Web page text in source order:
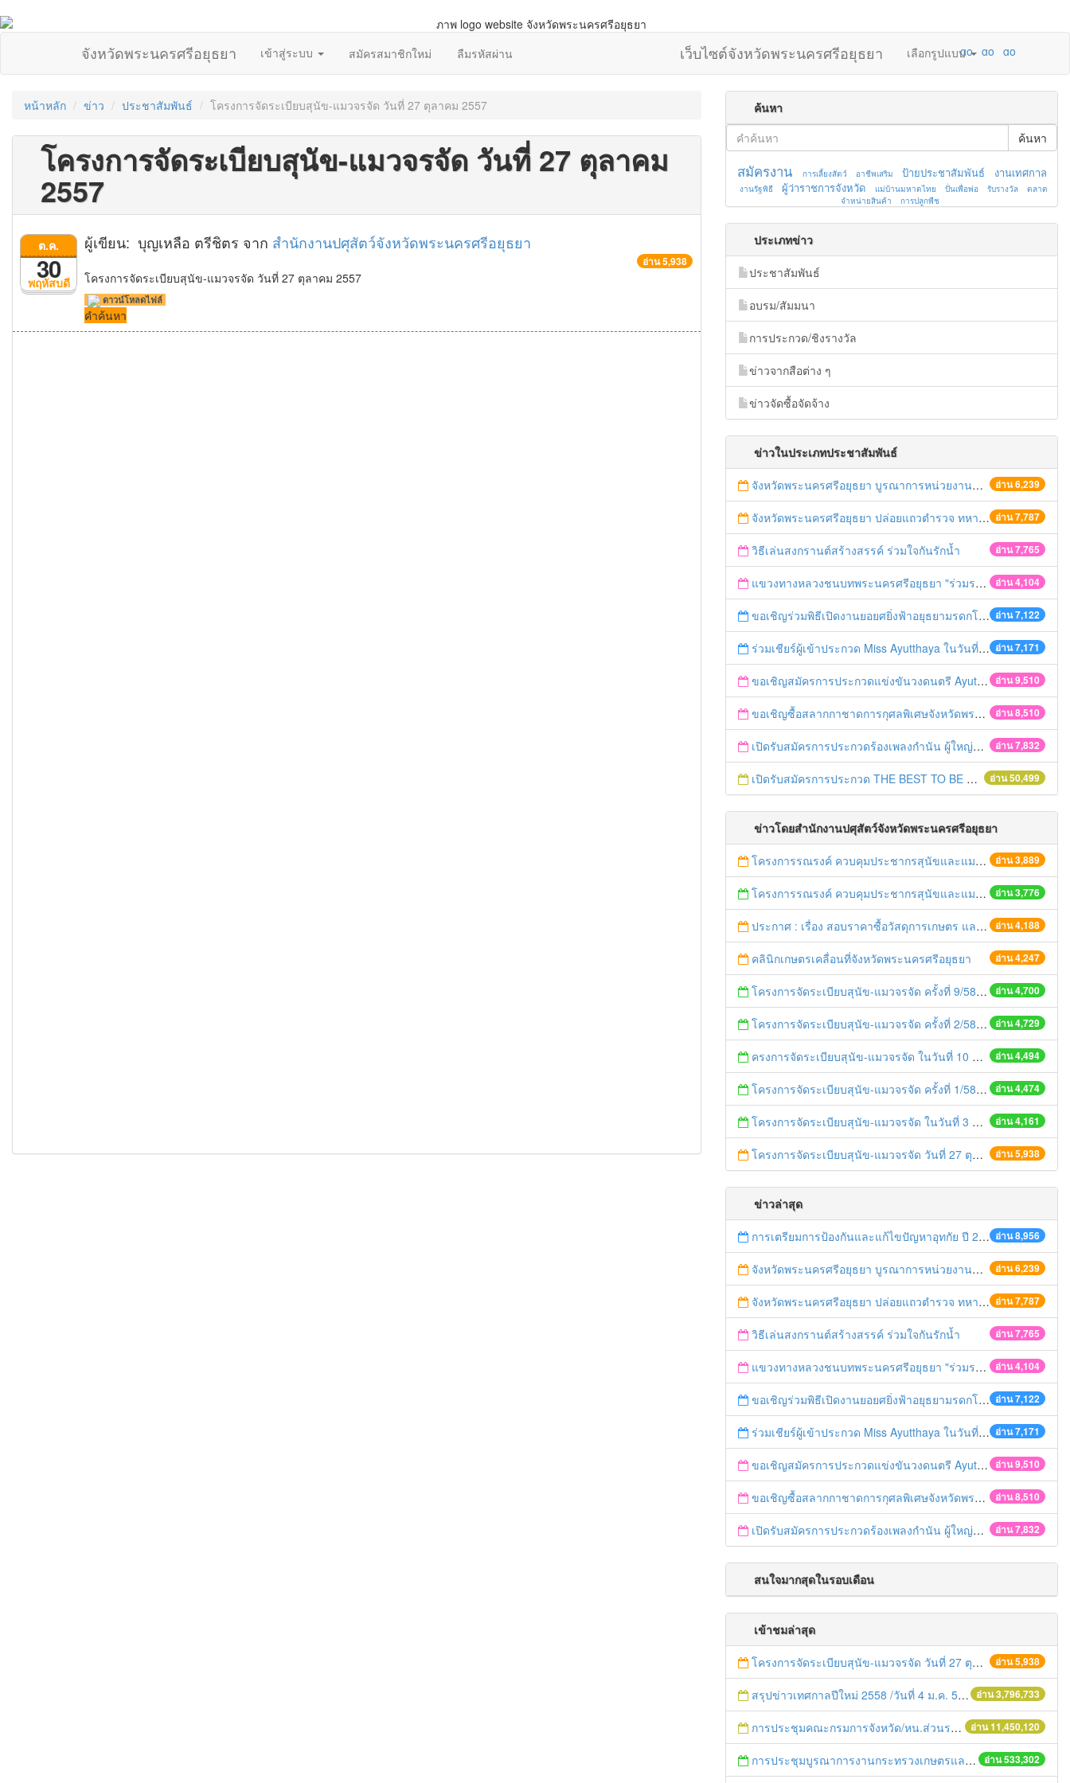
จังหวัดพระนครศรีอยุธยา เข้าสู่ระบบ สมัครสมาชิกใหม่ ลืมรหัสผ่าน เว็บไซต์จังหวัดพระนครศรีอยุธยา เลือกรูปแบบ
หน้าหลัก ข่าว ประชาสัมพันธ์ โครงการจัดระเบียบสุนัข-แมวจรจัด วันที่ 27 ตุลาคม 2557
โครงการจัดระเบียบสุนัข-แมวจรจัด วันที่ 27 ตุลาคม
2557
พฤหัสบดี
ต.ค.
30
ผู้เขียน: บุญเหลือ ตรีชิตร จาก สำนักงานปศุสัตว์จังหวัดพระนครศรีอยุธยา
อ่าน 5,938
โครงการจัดระเบียบสุนัข-แมวจรจัด วันที่ 27 ตุลาคม 2557
ดาวน์โหลดไฟล์
คำค้นหา
ค้นหา
ค้นหา
สมัครงาน การเลี้ยงสัตว์ อาชีพเสริม ป้ายประชาสัมพันธ์ งานเทศกาล
งานรัฐพิธี ผู้ว่าราชการจังหวัด แม่บ้านมหาดไทย ปั่นเพื่อพ่อ รับรางวัล
ตลาด
จำหน่ายสินค้า
การปลูกพืช
ประเภทข่าว
ประชาสัมพันธ์
อบรม/สัมมนา
การประกวด/ชิงรางวัล
ข่าวจากสือต่าง ๆ
ข่าวจัดซื้อจัดจ้าง
ข่าวในประเภทประชาสัมพันธ์
อ่าน 6,239
จังหวัดพระนครศรีอยุธยา บูรณาการหน่วยงานที่เกี่ยวข้อง ลงพื้นที่จัดระเบียบและดำเนินมาตรการตามบทลงโทษสูงสุดกับผู้ประกอบการร้านค้าที่ยังฝ่าฝืนตั้งร้านค้ารุกล้ำเขตพื้นที่ทางหลวง เตรียมความปลอดภัยก่อนเทศกาลสงกรานต์
อ่าน 7,787
จังหวัดพระนครศรีอยุธยา ปล่อยแถวตำรวจ ทหาร ฝ่ายปกครอง กว่า 100 นาย ตรวจเข้มท่ารถสาธารณะ สถานีขนส่งรถโดยสาร วินรถตู้ และสถานีรถไฟ เตรียมรับมือเทศกาลสงกรานต์
อ่าน 7,765
วิธีเล่นสงกรานต์สร้างสรรค์ ร่วมใจกันรักน้ำ
อ่าน 4,104
แขวงทางหลวงชนบทพระนครศรีอยุธยา "ร่วมรณรงค์ ขับช้า เปิดไฟหน้า คาดเข็มขัด" เทศกาลสงกรานต์ ปี 2561
อ่าน 7,122
ขอเชิญร่วมพิธีเปิดงานยอยศยิ่งฟ้าอยุธยามรดกโลก
อ่าน 7,171
ร่วมเชียร์ผู้เข้าประกวด Miss Ayutthaya ในวันที่ 15 ธันวาคม 2560
อ่าน 9,510
ขอเชิญสมัครการประกวดแข่งขันวงดนตรี Ayutthaya battle of the bands
อ่าน 8,510
ขอเชิญซื้อสลากกาชาดการกุศลพิเศษจังหวัดพระนครศรีอยุธยา 2560
อ่าน 7,832
เปิดรับสมัครการประกวดร้องเพลงกำนัน ผู้ใหญ่บ้าน ฯลฯ
อ่าน 50,499
เปิดรับสมัครการประกวด THE BEST TO BE NUMBER ONE
ข่าวโดยสำนักงานปศุสัตว์จังหวัดพระนครศรีอยุธยา
อ่าน 3,889
โครงการรณรงค์ ควบคุมประชากรสุนัขและแมว เพื่อลดอุบัติการณ์เกิดโรคพิษสุนัขบ้า ครั้งที่ 12/59
อ่าน 3,776
โครงการรณรงค์ ควบคุมประชากรสุนัขและแมว เพื่อลดอุบัติการณ์เกิดโรคพิษสุนัขบ้า ครั้งที่ 11/59
อ่าน 4,188
ประกาศ : เรื่อง สอบราคาซื้อวัสดุการเกษตร และวัสดุเวชภัณฑ์ จำนวน 6 รายการ
อ่าน 4,247
คลินิกเกษตรเคลื่อนที่จังหวัดพระนครศรีอยุธยา
อ่าน 4,700
โครงการจัดระเบียบสุนัข-แมวจรจัด ครั้งที่ 9/58
อ่าน 4,729
โครงการจัดระเบียบสุนัข-แมวจรจัด ครั้งที่ 2/58
อ่าน 4,494
ครงการจัดระเบียบสุนัข-แมวจรจัด ในวันที่ 10 พฤศจิกายน 2557
อ่าน 4,474
โครงการจัดระเบียบสุนัข-แมวจรจัด ครั้งที่ 1/58
อ่าน 4,161
โครงการจัดระเบียบสุนัข-แมวจรจัด ในวันที่ 3 พฤศจิกายน 2557
อ่าน 5,938
โครงการจัดระเบียบสุนัข-แมวจรจัด วันที่ 27 ตุลาคม 2557
ข่าวล่าสุด
อ่าน 8,956
การเตรียมการป้องกันและแก้ไขปัญหาอุทกัย ปี 2561
อ่าน 6,239
จังหวัดพระนครศรีอยุธยา บูรณาการหน่วยงานที่เกี่ยวข้อง ลงพื้นที่จัดระเบียบและดำเนินมาตรการตามบทลงโทษสูงสุดกับผู้ประกอบการร้านค้าที่ยังฝ่าฝืนตั้งร้านค้ารุกล้ำเขตพื้นที่ทางหลวง เตรียมความปลอดภัยก่อนเทศกาลสงกรานต์
อ่าน 7,787
จังหวัดพระนครศรีอยุธยา ปล่อยแถวตำรวจ ทหาร ฝ่ายปกครอง กว่า 100 นาย ตรวจเข้มท่ารถสาธารณะ สถานีขนส่งรถโดยสาร วินรถตู้ และสถานีรถไฟ เตรียมรับมือเทศกาลสงกรานต์
อ่าน 7,765
วิธีเล่นสงกรานต์สร้างสรรค์ ร่วมใจกันรักน้ำ
อ่าน 4,104
แขวงทางหลวงชนบทพระนครศรีอยุธยา "ร่วมรณรงค์ ขับช้า เปิดไฟหน้า คาดเข็มขัด" เทศกาลสงกรานต์ ปี 2561
อ่าน 7,122
ขอเชิญร่วมพิธีเปิดงานยอยศยิ่งฟ้าอยุธยามรดกโลก
อ่าน 7,171
ร่วมเชียร์ผู้เข้าประกวด Miss Ayutthaya ในวันที่ 15 ธันวาคม 2560
อ่าน 9,510
ขอเชิญสมัครการประกวดแข่งขันวงดนตรี Ayutthaya battle of the bands
อ่าน 8,510
ขอเชิญซื้อสลากกาชาดการกุศลพิเศษจังหวัดพระนครศรีอยุธยา 2560
อ่าน 7,832
เปิดรับสมัครการประกวดร้องเพลงกำนัน ผู้ใหญ่บ้าน ฯลฯ
สนใจมากสุดในรอบเดือน
เข้าชมล่าสุด
อ่าน 5,938
โครงการจัดระเบียบสุนัข-แมวจรจัด วันที่ 27 ตุลาคม 2557
อ่าน 3,796,733
สรุปข่าวเทศกาลปีใหม่ 2558 /วันที่ 4 ม.ค. 58
อ่าน 11,450,120
การประชุมคณะกรมการจังหวัด/หน.ส่วนราชการประจำเดือน มิถุนายน 2558
อ่าน 533,302
การประชุมบูรณาการงานกระทรวงเกษตรและสหกรณ์สู่การปฏิบัติในระดับพื้นที่ ครั้งที่1/2558